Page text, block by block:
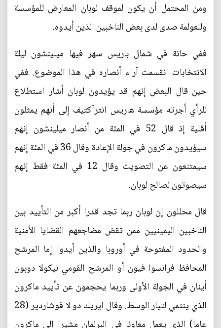
ومن المحتمل أن يكون لموقف لوبان المعارض للمؤسسة
وللعولمة صدى لدى بعض الناخبين الذين أيدوه.
ففي حانة في شمال باريس سهر فيها ميلينشون ليلة
الانتخابات انقسمت آراء أنصاره في هذا الموضوع. ففي
حين قال البعض إنهم قد يؤيدون لوبان أشار استطلاع
للرأي أجرته مؤسسة هاريس انترآكتيف إلى أنهم يمثلون
أقلية إذ قال 52 في المئة من أنصار ميلينشون إنهم
سيؤيدون ماكرون في جولة الإعادة وقال 36 في المئة إنهم
سيمتنعون عن التصويت وقال 12 في المئة فقط إنهم
سيصوتون لصالح لوبان.
قال محللون إن لوبان ربما تجد قدرا أكبر من التأييد بين
الناخبين اليمينيين ممن تقض مضاجعهم القضايا الأمنية
والحدود المفتوحة في أوروبا والذين أيدوا إما المرشح
المحافظ فرانسوا فيون أو المرشح القومي نيكولا دوبون
أينان في الجولة الأولى وربما يحجمون عن تأييد ماكرون
الذي ينتمي لتيار الوسط. وقال ايريك دو لا فوشاردير (28